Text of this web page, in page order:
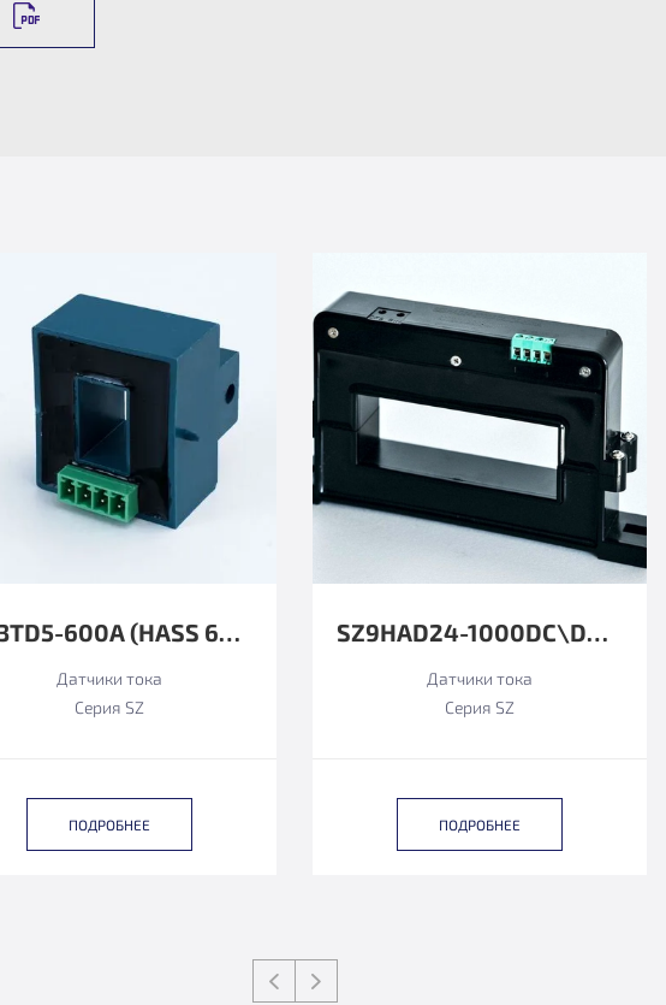
SZ3TD5-600A (HASS 600-S ФУНКЦИОНАЛЬНЫЙ АНАЛОГ)
Датчики тока
Серия SZ
ПОДРОБНЕЕ
SZ9HAD24-1000DC\DC12±8MA
Датчики тока
Серия SZ
ПОДРОБНЕЕ